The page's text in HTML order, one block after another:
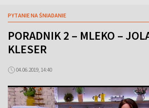
PYTANIE NA ŚNIADANIE
PORADNIK 2 – MLEKO –
KLESER
04.06.2019, 14:40